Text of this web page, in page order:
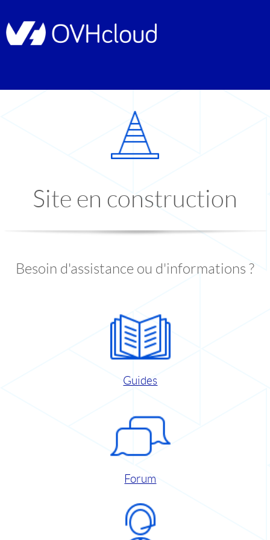
Site en construction
Besoin d'assistance ou d'informations ?
Guides
Forum